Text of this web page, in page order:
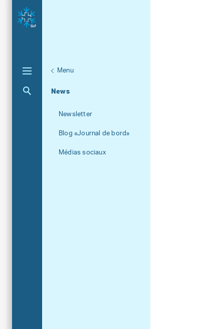
Menu
News
Aktuelle Navigation
Newsletter
Blog «Journal de bord»
Médias sociaux